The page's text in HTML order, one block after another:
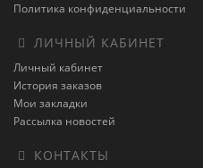
Политика конфиденциальности
ЛИЧНЫЙ КАБИНЕТ
Личный кабинет
История заказов
Мои закладки
Рассылка новостей
КОНТАКТЫ